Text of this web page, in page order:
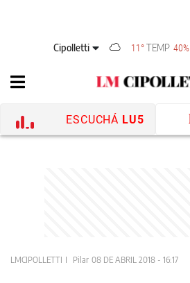
Cipolletti 11°TEMP 40%
ESCUCHÁ LU5
LMCIPOLLETTI Pilar 08 DE ABRIL 2018 - 16:17